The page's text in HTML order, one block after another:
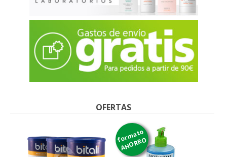
OFERTAS
formato
AHORRO